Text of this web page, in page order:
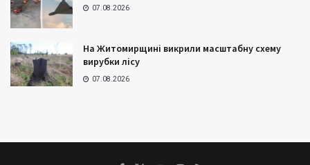
07.08.2026
На Житомирщині викрили масштабну схему
вирубки лісу
07.08.2026